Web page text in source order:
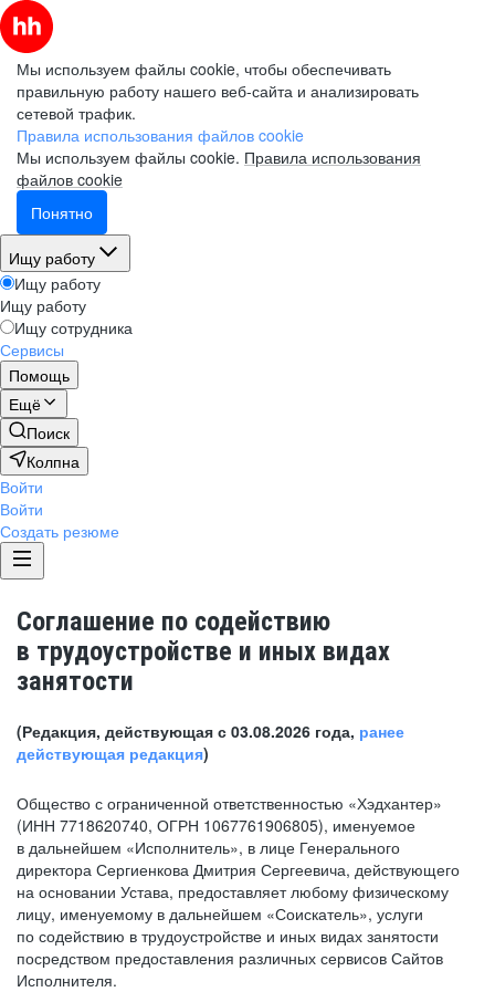
Мы используем файлы cookie, чтобы обеспечивать
правильную работу нашего веб-сайта и анализировать
сетевой трафик.
Правила использования файлов cookie
Мы используем файлы cookie. Правила использования
файлов cookie
Понятно
Ищу работу
Ищу работу
Ищу работу
Ищу сотрудника
Сервисы
Помощь
Ещё
Поиск
Колпна
Войти
Войти
Создать резюме
Соглашение по содействию
в трудоустройстве и иных видах
занятости
(Редакция, действующая с 03.08.2026 года, ранее
действующая редакция)
Общество с ограниченной ответственностью «Хэдхантер»
(ИНН 7718620740, ОГРН 1067761906805), именуемое
в дальнейшем «Исполнитель», в лице Генерального
директора Сергиенкова Дмитрия Сергеевича, действующего
на основании Устава, предоставляет любому физическому
лицу, именуемому в дальнейшем «Соискатель», услуги
по содействию в трудоустройстве и иных видах занятости
посредством предоставления различных сервисов Сайтов
Исполнителя.